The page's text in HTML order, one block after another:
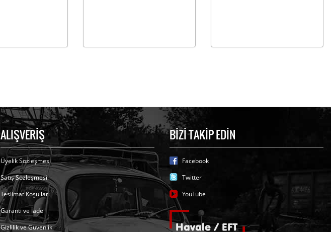
ALIŞVERİŞ
Üyelik Sözleşmesi
Satış Sözleşmesi
Teslimat Koşulları
Garanti ve İade
Gizlilik ve Guvenlik
BİZİ TAKİP EDİN
Facebook
Twitter
YouTube